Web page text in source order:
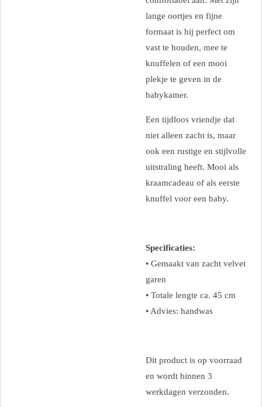
lange oortjes en fijne
formaat is hij perfect om
vast te houden, mee te
knuffelen of een mooi
plekje te geven in de
babykamer.
Een tijdloos vriendje dat
niet alleen zacht is, maar
ook een rustige en stijlvolle
uitstraling heeft. Mooi als
kraamcadeau of als eerste
knuffel voor een baby.
Specificaties:
• Gemaakt van zacht velvet
garen
• Totale lengte ca. 45 cm
• Advies: handwas
Dit product is op voorraad
en wordt binnen 3
werkdagen verzonden.